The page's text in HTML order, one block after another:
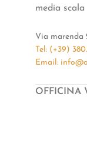
media scala
Via marenda
Tel: (+39)
Email:
OFFICINA